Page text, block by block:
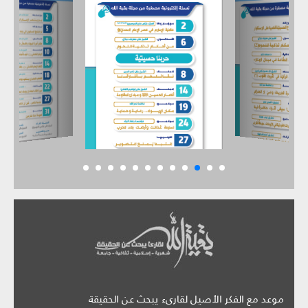
موعد مع الفكر الأصيل لقارىء يبحث عن الحقيقة